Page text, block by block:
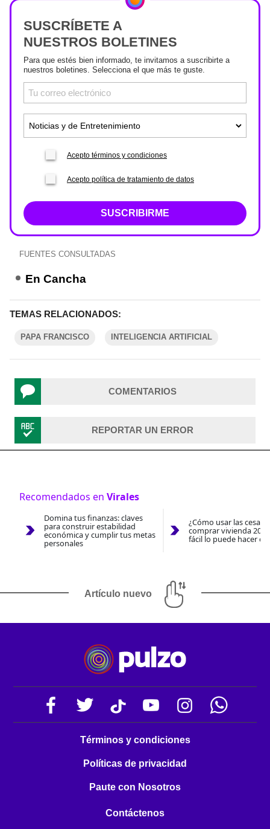
SUSCRÍBETE A
NUESTROS BOLETINES
Para que estés bien informado, te invitamos a suscribirte a
nuestros boletines. Selecciona el que más te guste.
Acepto términos y condiciones
Acepto política de tratamiento de datos
SUSCRIBIRME
FUENTES CONSULTADAS
En Cancha
TEMAS RELACIONADOS:
PAPA FRANCISCO INTELIGENCIA ARTIFICIAL
COMENTARIOS
REPORTAR UN ERROR
Recomendados en Virales
Domina tus finanzas: claves
para construir estabilidad
económica y cumplir tus metas
personales
¿Cómo usar las
comprar vivienda
fácil lo puede hacer
Artículo nuevo
Términos y condiciones
Políticas de privacidad
Paute con Nosotros
Contáctenos